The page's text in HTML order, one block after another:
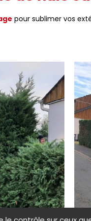
pour sublimer vos